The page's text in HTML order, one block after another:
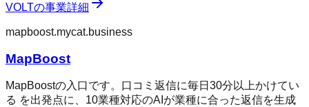
VOLTの事業詳細
mapboost.mycat.business
MapBoost
MapBoostの入口です。口コミ返信に毎日30分以上かけてい
る を出発点に、10業種対応のAIが業種に合った返信を生成